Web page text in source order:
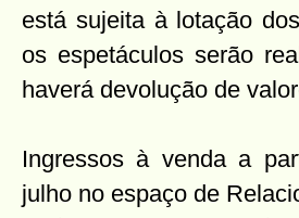
está sujeita à lotação
os espetáculos serão
haverá devolução de
Ingressos à venda a
julho no espaço de